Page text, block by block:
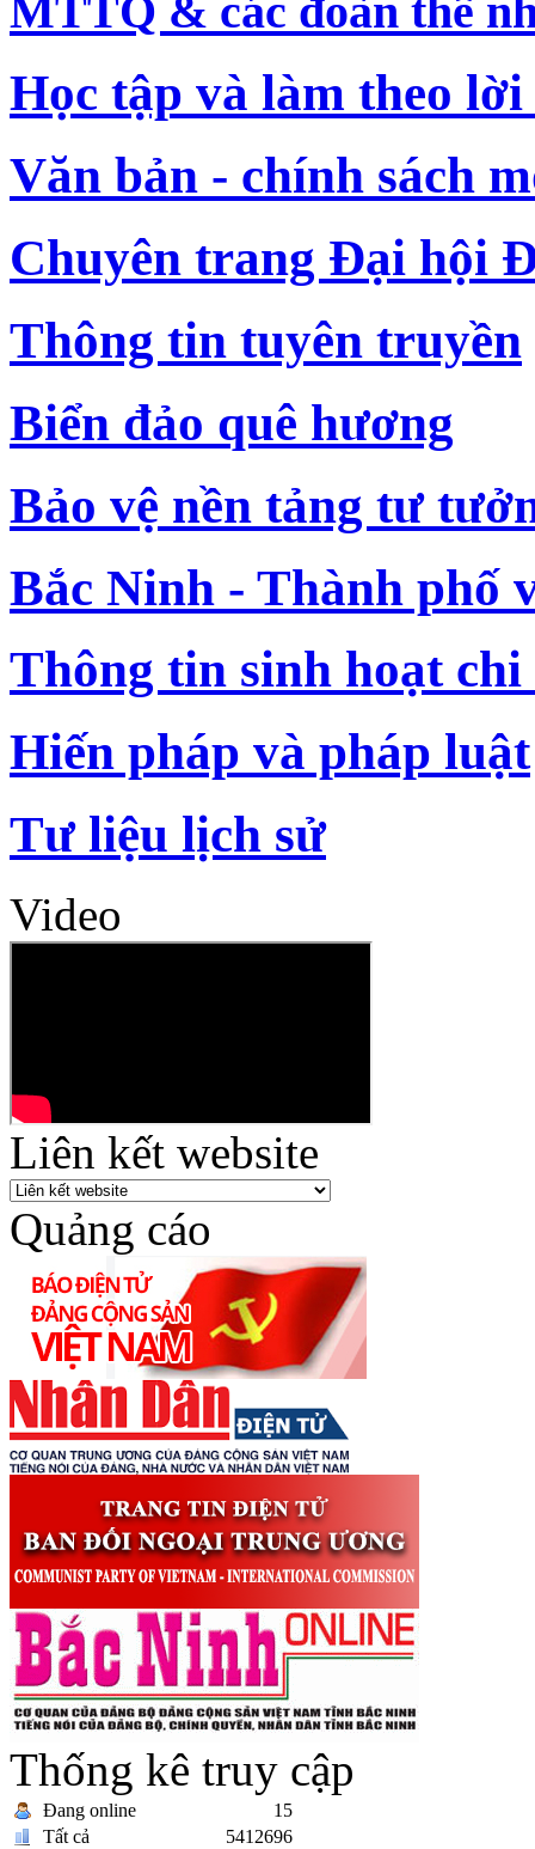
MTTQ & các đoàn thể
Học tập và làm theo lời
Văn bản - chính sách
Chuyên trang Đại hội
Thông tin tuyên truyền
Biển đảo quê hương
Bảo vệ nền tảng tư
Bắc Ninh - Thành phố
Thông tin sinh hoạt chi
Hiến pháp và pháp luật
Tư liệu lịch sử
Video
Liên kết website
Quảng cáo
Thống kê truy cập
Đang online
15
Tất cả
5412696